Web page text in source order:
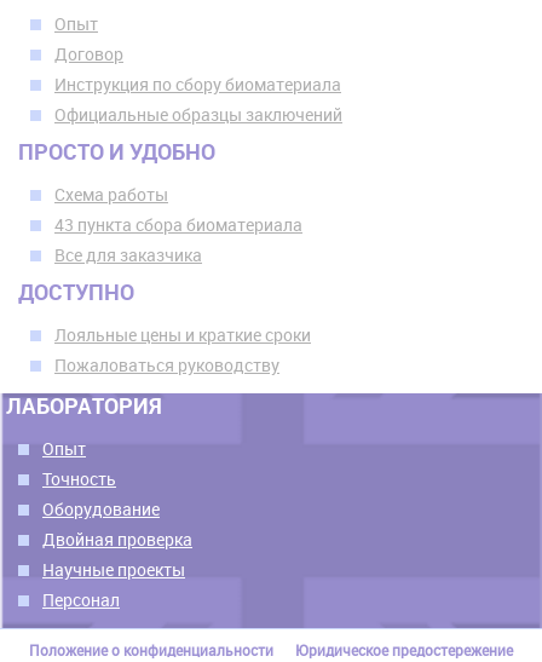
Опыт
Договор
Инструкция по сбору биоматериала
Официальные образцы заключений
ПРОСТО И УДОБНО
Схема работы
43 пункта сбора биоматериала
Все для заказчика
ДОСТУПНО
Лояльные цены и краткие сроки
Пожаловаться руководству
ЛАБОРАТОРИЯ
Опыт
Точность
Оборудование
Двойная проверка
Научные проекты
Персонал
Положение о конфиденциальности Юридическое предостережение